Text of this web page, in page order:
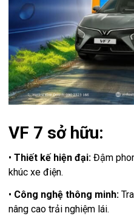
VF 7 sở hữu:
•Thiết kế hiện đại: Đậm
khúc xe điện.
• Công nghệ thông minh:
nâng cao trải nghiệm lái.